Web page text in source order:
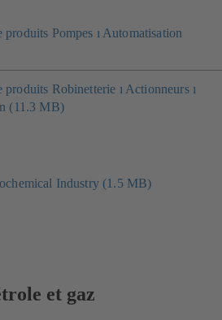
produits Pompes ı Automatisation
produits Robinetterie ı Actionneurs ı
(11.3 MB)
Industry (1.5 MB)
et gaz